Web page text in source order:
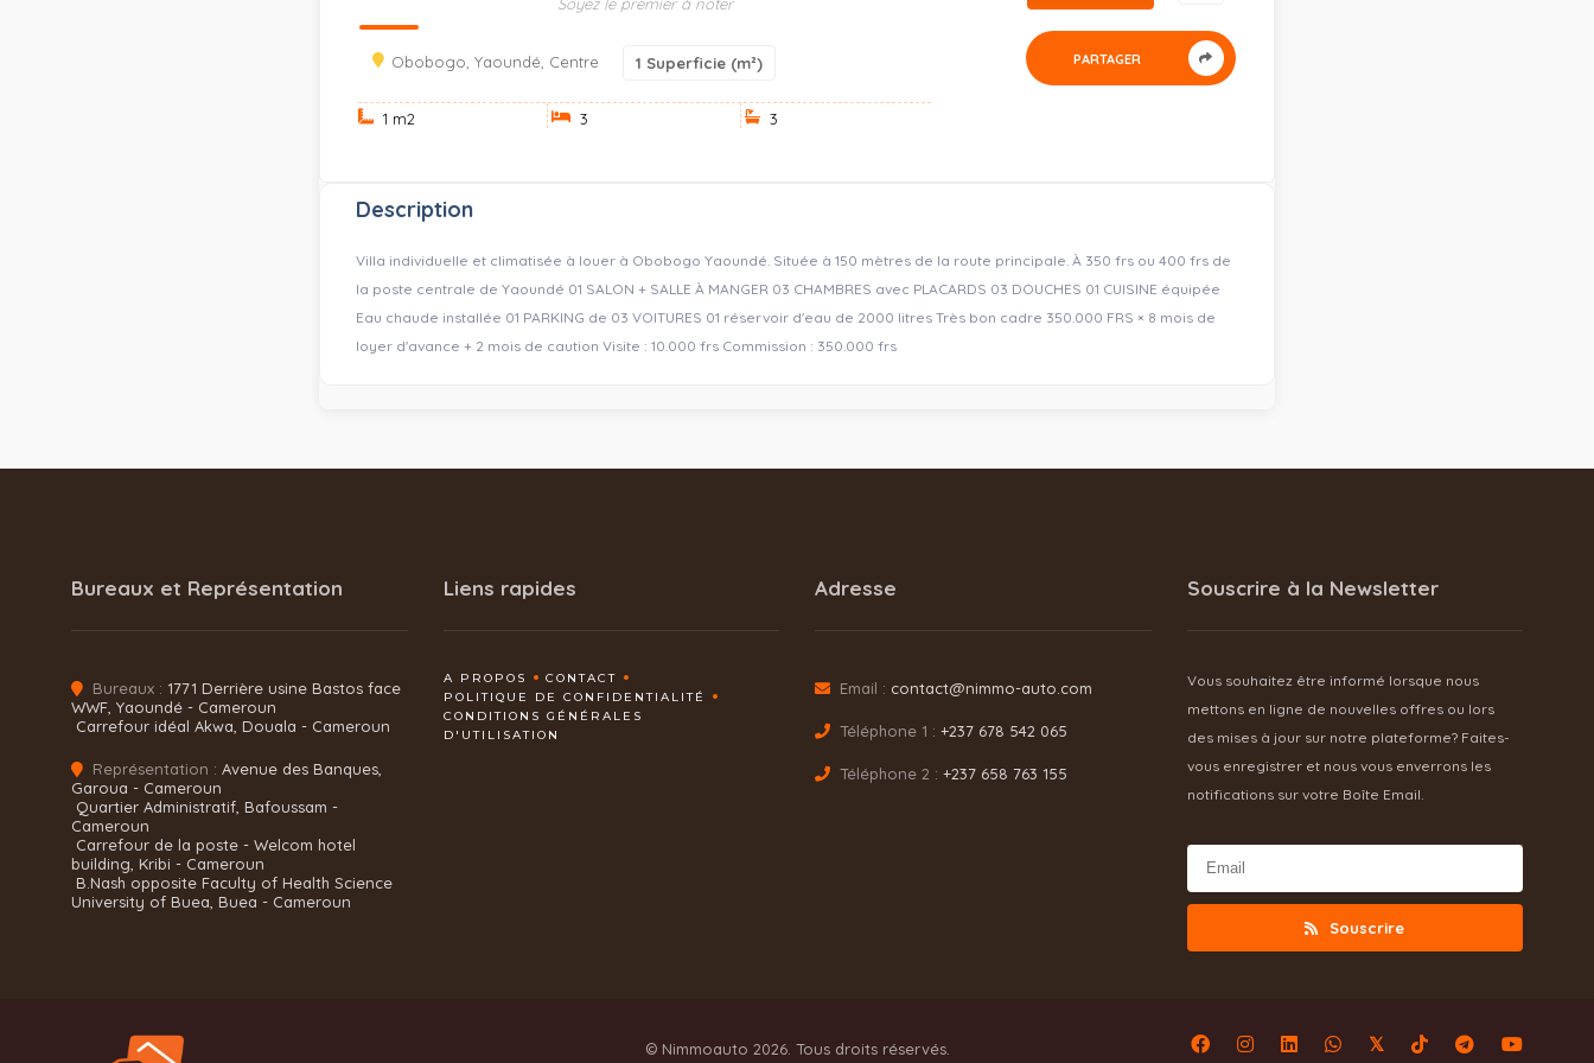
Obobogo, Yaoundé, Centre 1 Superficie (m²)
1 m2 3 3
PARTAGER
Description
Villa individuelle et climatisée à louer à Obobogo Yaoundé. Située à 150 mètres de la route principale. À 350 frs ou 400 frs de
la poste centrale de Yaoundé 01 SALON + SALLE À MANGER 03 CHAMBRES avec PLACARDS 03 DOUCHES 01 CUISINE équipée
Eau chaude installée 01 PARKING de 03 VOITURES 01 réservoir d'eau de 2000 litres Très bon cadre 350.000 FRS × 8 mois de
loyer d'avance + 2 mois de caution Visite : 10.000 frs Commission : 350.000 frs
Bureaux et Représentation
Bureaux : 1771 Derrière usine Bastos face
WWF, Yaoundé - Cameroun
Carrefour idéal Akwa, Douala - Cameroun
Représentation : Avenue des Banques,
Garoua - Cameroun
Quartier Administratif, Bafoussam -
Cameroun
Carrefour de la poste - Welcom hotel
building, Kribi - Cameroun
B.Nash opposite Faculty of Health Science
University of Buea, Buea - Cameroun
Liens rapides
A PROPOS
CONTACT
POLITIQUE DE CONFIDENTIALITÉ
CONDITIONS GÉNÉRALES
D'UTILISATION
Adresse
Email : contact@nimmo-auto.com
Téléphone 1 : +237 678 542 065
Téléphone 2 : +237 658 763 155
Souscrire à la Newsletter
Vous souhaitez être informé lorsque nous
mettons en ligne de nouvelles offres ou lors
des mises à jour sur notre plateforme? Faites-
vous enregistrer et nous vous enverrons les
notifications sur votre Boîte Email.
Souscrire
© Nimmoauto 2026. Tous droits réservés. 𝕏